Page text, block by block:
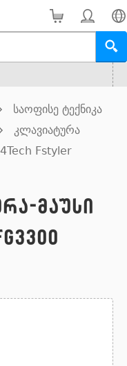
საოფისე ტექნიკა
კლავიატურა
Fstyler
მაუსი